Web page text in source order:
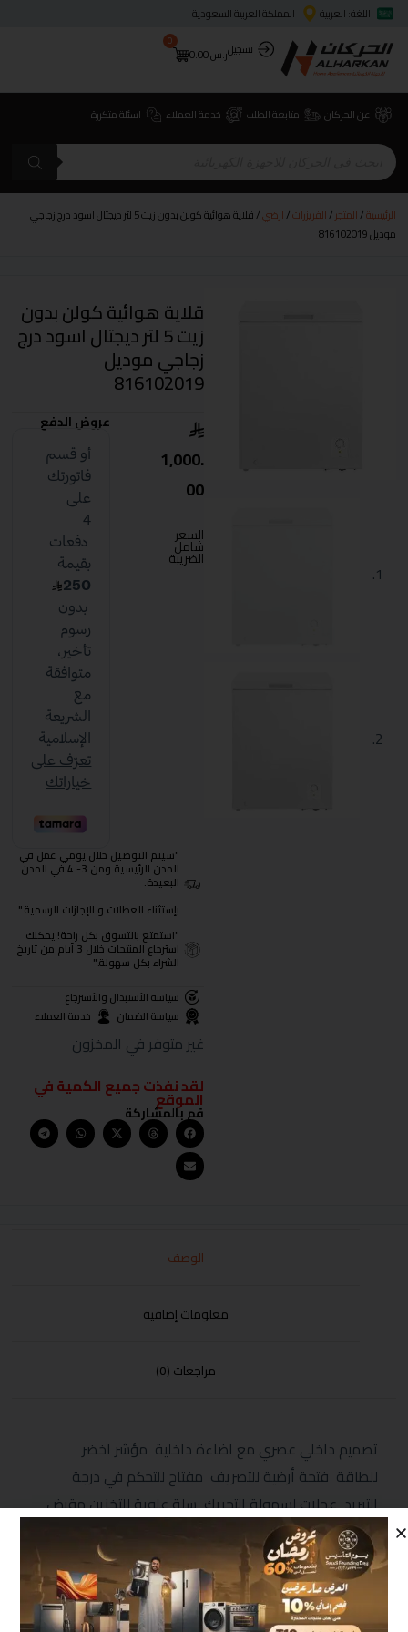
اللغة: العربية
المملكة العربية السعودية
تسجيلر.س0.00
0
عن الحركان متابعة الطلب خدمة العملاء اسئلة متكررة
الرئيسية/المتجر/الفريزرات/ارضي
/ قلاية هوائية كولن بدون زيت 5 لتر ديجتال اسود درج زجاجي
موديل 816102019
قلاية هوائية كولن بدون
زيت 5 لتر ديجتال اسود درج
زجاجي موديل
816102019
1,000.
00
السعر
شامل
الضريبة
عروض الدفع
"سيتم التوصيل خلال يومي عمل في
المدن الرئيسية ومن 3- 4 في المدن
البعيدة.
بإستثناء العطلات و الإجازات الرسمية."
"استمتع بالتسوق بكل راحة! يمكنك
استرجاع المنتجات خلال 3 أيام من تاريخ
الشراء بكل سهولة."
سياسة الأستبدال والأسترجاع
سياسة الضمان
خدمة العملاء
غير متوفر في المخزون
لقد نفذت جميع الكمية في
الموقع
قم بالمشاركة
الوصف
معلومات إضافية
مراجعات (0)
تصميم داخلي عصري مع اضاءة داخلية مؤشر اخضر
للطاقة فتحة أرضية للتصريف مفتاح للتحكم في درجة
التبريد عجلات لسهولة التحريك سلة علوية للتخزين مقبض
يدوي مع قفل ضد عبث الأطفال فريون صديق البيئة الابعاد
(MM) 850*820*555